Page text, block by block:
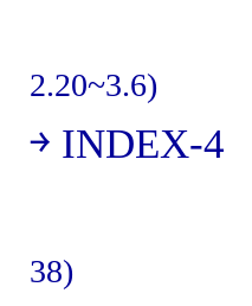
2.20~3.6)
￫ INDEX-4
38)